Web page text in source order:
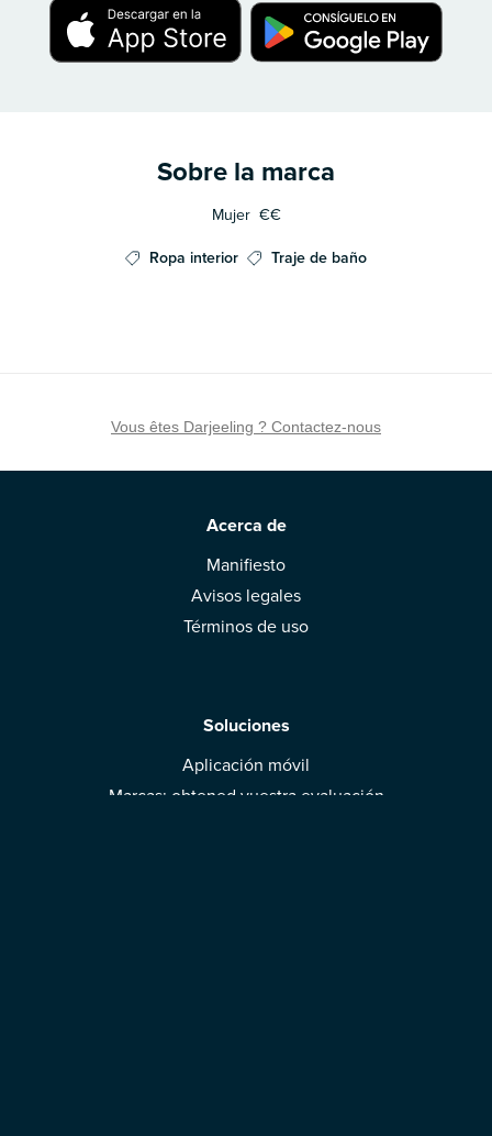
Sobre la marca
Mujer €€
Ropa interior Traje de baño
Vous êtes Darjeeling ? Contactez-nous
Acerca de
Manifiesto
Avisos legales
Términos de uso
Soluciones
Aplicación móvil
Marcas: obtened vuestra evaluación